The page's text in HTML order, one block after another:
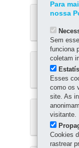
PLINIO
11/06/2001
Matrícula:
12/06/2023
RAFAEL
Matrícula:
18/06/2025
Para
nossa
Sem
funciona
coletam
Esses
como os
site. As
visitante.
Cookies
rastrear